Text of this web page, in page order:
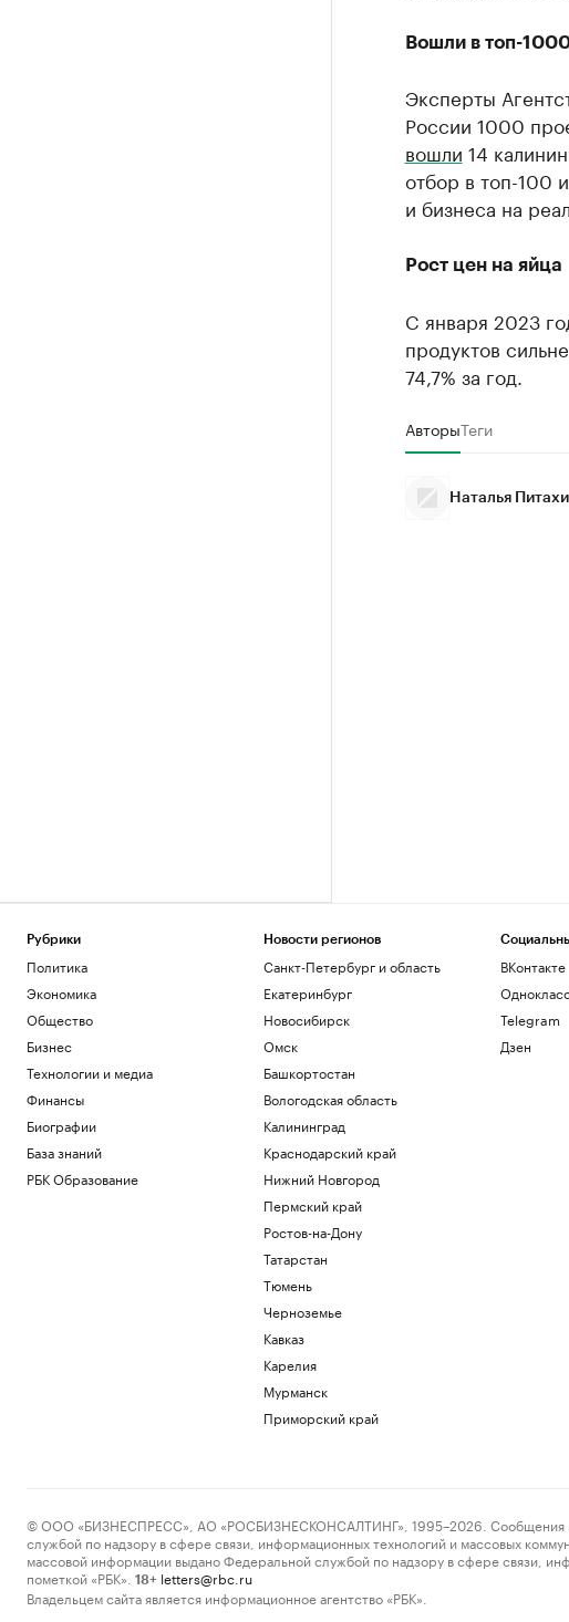
Вошли в топ-
Эксперты
России 1000
вошли 14
отбор в топ-100
и бизнеса на
Рост цен на яйца
C января 2023
продуктов
74,7% за год.
АвторыТеги
Наталья
Рубрики
Политика
Экономика
Общество
Бизнес
Технологии и медиа
Финансы
Биографии
База знаний
РБК Образование
Новости регионов
Санкт-Петербург и область
Екатеринбург
Новосибирск
Омск
Башкортостан
Вологодская область
Калининград
Краснодарский край
Нижний Новгород
Пермский край
Ростов-на-Дону
Татарстан
Тюмень
Черноземье
Кавказ
Карелия
Мурманск
Приморский край
ВКонтакте
Telegram
Дзен
© ООО «БИЗНЕСПРЕСС», АО «РОСБИЗНЕСКОНСАЛТИНГ», 1995–2026. Сообщения и
службой по надзору в сфере связи, информационных технологий и массовых
массовой информации выдано Федеральной службой по надзору в сфере связи,
пометкой «РБК».
18+ letters@rbc.ru
Владельцем сайта является информационное агентство «РБК».